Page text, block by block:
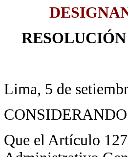
Lima, 5 de
Que el Artículo